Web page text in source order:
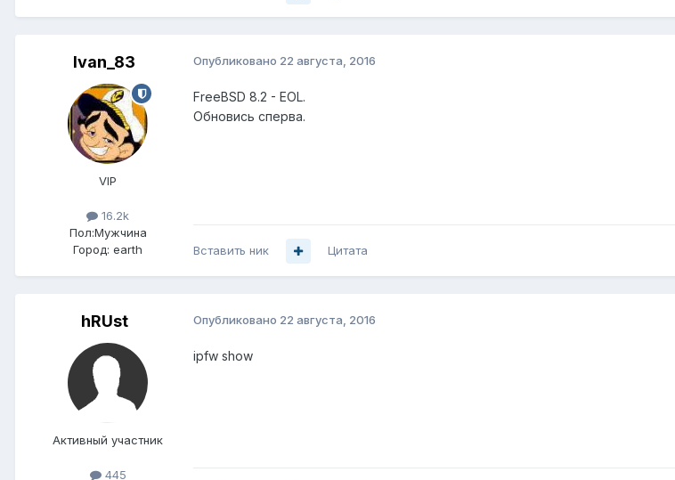
Ivan_83
VIP
16.2k
Пол:Мужчина
Город: earth
Опубликовано 22 августа, 2016
FreeBSD 8.2 - EOL.
Обновись сперва.
Вставить ник Цитата
hRUst
Активный участник
445
Опубликовано 22 августа, 2016
ipfw show